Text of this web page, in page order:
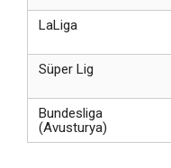
LaLiga
Süper Lig
Bundesliga
(Avusturya)